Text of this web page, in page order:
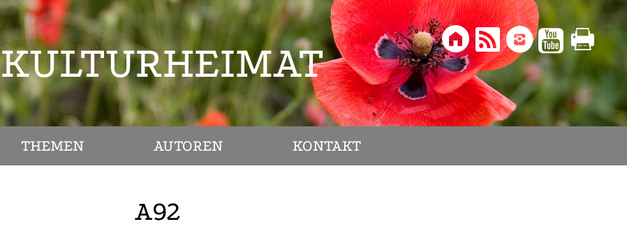
KULTURHEIMAT     
THEMEN AUTOREN KONTAKT
A92